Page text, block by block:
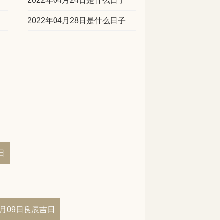
2022年04月28日是什么日子
09日良辰吉日